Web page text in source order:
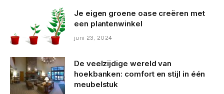
Je eigen groene oase creëren met
een plantenwinkel
juni 23, 2024
De veelzijdige wereld van
hoekbanken: comfort en stijl in één
meubelstuk